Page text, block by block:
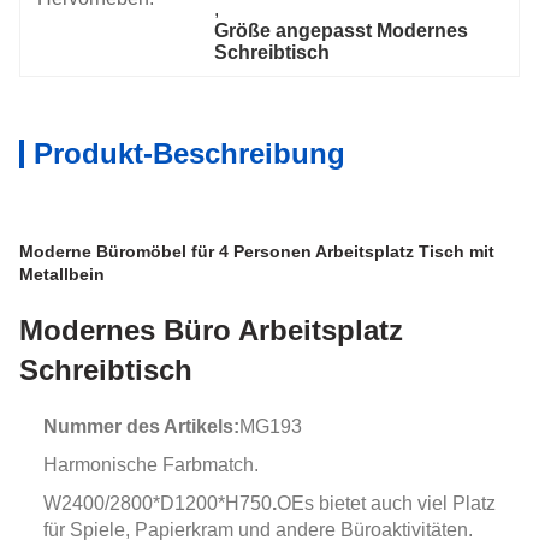
,
Größe angepasst Modernes
Schreibtisch
Produkt-Beschreibung
Moderne Büromöbel für 4 Personen Arbeitsplatz Tisch mit
Metallbein
Modernes Büro Arbeitsplatz
Schreibtisch
Nummer des Artikels:MG193
Harmonische Farbmatch.
W2400/2800*D1200*H750.OEs bietet auch viel Platz
für Spiele, Papierkram und andere Büroaktivitäten.